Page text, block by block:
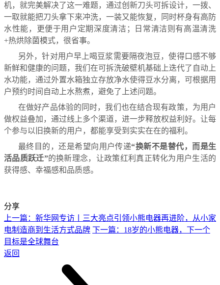
机，就完美解决了这一难题，通过创新刀头可拆设计，一拨、
一取就能把刀头拿下来冲洗，一装又能恢复，同时杯身有高防
水性能，更便于用户定期深度清洁；日常清洁则有高温清洗
+热烘除菌模式，很省事。
另外，针对用户早上喝豆浆需要隔夜泡豆，使得口感不够
新鲜和健康的问题，我们在可拆洗破壁机基础上迭代了自动上
水功能，通过外置水箱独立存放净水使得豆水分离，可根据用
户预约时间自动上水熬煮，避免了上述问题。
在做好产品体验的同时，我们也在结合现有政策，为用户
做权益叠加，通过线上多个渠道，进一步释放权益利好。让每
个参与以旧换新的用户，都能享受到实实在在的福利。
最终目的，还是希望向用户传递“换新不是替代，而是生
活品质跃迁”的换新理念，让政策红利真正转化为用户生活的
获得感、幸福感和品质感。
分享
上一篇：新华网专访丨三大亮点引领小熊电器再进阶，从小家
电制造商到生活方式品牌 下一篇：18岁的小熊电器，下一个
目标是全球舞台
返回